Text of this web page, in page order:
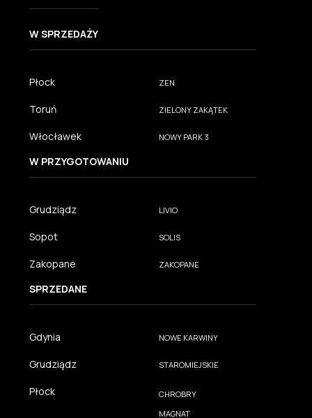
W SPRZEDAŻY
Płock ZEN
Toruń ZIELONY ZAKĄTEK
Włocławek NOWY PARK 3
W PRZYGOTOWANIU
Grudziądz LIVIO
Sopot SOLIS
Zakopane ZAKOPANE
SPRZEDANE
Gdynia NOWE KARWINY
Grudziądz STAROMIEJSKIE
Płock
CHROBRY
MAGNAT